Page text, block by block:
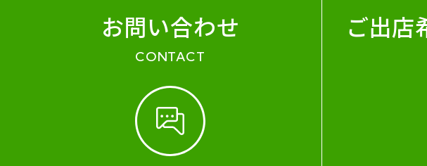
お問い合わせ
CONTACT
ご出店